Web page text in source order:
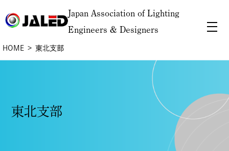
Japan Association of Lighting
Engineers & Designers
HOME 東北支部
東北支部